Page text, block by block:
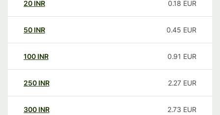
20 INR 0.18 EUR
50 INR 0.45 EUR
100 INR 0.91 EUR
250 INR 2.27 EUR
300 INR 2.73 EUR